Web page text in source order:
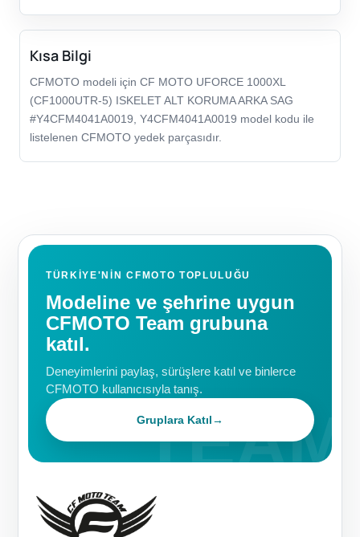
Kısa Bilgi
CFMOTO modeli için CF MOTO UFORCE 1000XL
(CF1000UTR-5) ISKELET ALT KORUMA ARKA SAG
#Y4CFM4041A0019, Y4CFM4041A0019 model kodu ile
listelenen CFMOTO yedek parçasıdır.
TÜRKIYE'NIN CFMOTO TOPLULUĞU
Modeline ve şehrine uygun
CFMOTO Team grubuna
katıl.
Deneyimlerini paylaş, sürüşlere katıl ve binlerce
CFMOTO kullanıcısıyla tanış.
Gruplara Katıl→